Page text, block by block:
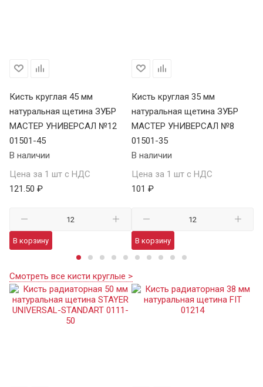
Кисть круглая 45 мм
натуральная щетина ЗУБР
МАСТЕР УНИВЕРСАЛ №12
01501-45
В наличии
Цена за 1 шт с НДС
121.50 ₽
В корзину
Кисть круглая 35 мм
натуральная щетина ЗУБР
МАСТЕР УНИВЕРСАЛ №8
01501-35
В наличии
Цена за 1 шт с НДС
101 ₽
В корзину
Смотреть все кисти круглые >